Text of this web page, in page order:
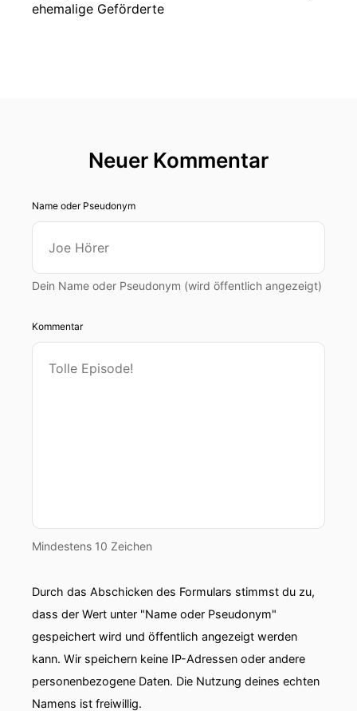
ehemalige Geförderte
Neuer Kommentar
Name oder Pseudonym
Dein Name oder Pseudonym (wird öffentlich angezeigt)
Kommentar
Mindestens 10 Zeichen
Durch das Abschicken des Formulars stimmst du zu,
dass der Wert unter "Name oder Pseudonym"
gespeichert wird und öffentlich angezeigt werden
kann. Wir speichern keine IP-Adressen oder andere
personenbezogene Daten. Die Nutzung deines echten
Namens ist freiwillig.